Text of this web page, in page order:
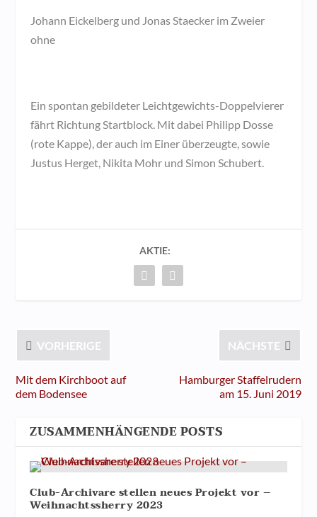
Johann Eickelberg und Jonas Staecker im Zweier
ohne
Ein spontan gebildeter Leichtgewichts-Doppelvierer
fährt Richtung Startblock. Mit dabei Philipp Dosse
(rote Kappe), der auch im Einer überzeugte, sowie
Justus Herget, Nikita Mohr und Simon Schubert.
AKTIE:
VORHERIGE
Mit dem Kirchboot auf
dem Bodensee
NÄCHSTE
Hamburger Staffelrudern
am 15. Juni 2019
ZUSAMMENHÄNGENDE POSTS
Club-Archivare stellen neues Projekt vor –
Weihnachtssherry 2023